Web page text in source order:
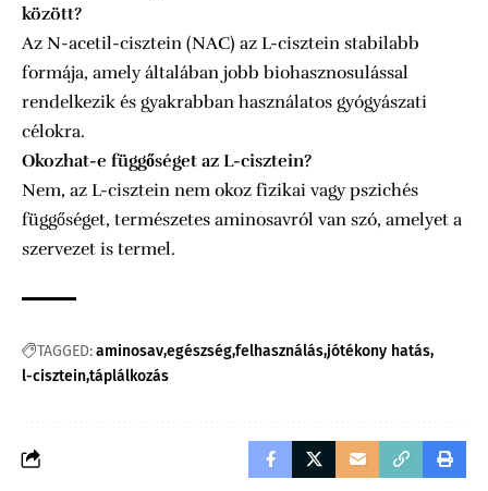
között?
Az N-acetil-cisztein (NAC) az L-cisztein stabilabb
formája, amely általában jobb biohasznosulással
rendelkezik és gyakrabban használatos gyógyászati
célokra.
Okozhat-e függőséget az L-cisztein?
Nem, az L-cisztein nem okoz fizikai vagy pszichés
függőséget, természetes aminosavról van szó, amelyet a
szervezet is termel.
TAGGED:aminosavegészségfelhasználás jótékony hatás
l-ciszteintáplálkozás